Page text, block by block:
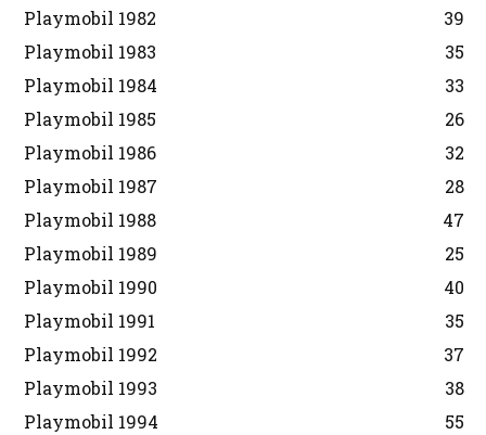
Playmobil 1982
39
Playmobil 1983
35
Playmobil 1984
33
Playmobil 1985
26
Playmobil 1986
32
Playmobil 1987
28
Playmobil 1988
47
Playmobil 1989
25
Playmobil 1990
40
Playmobil 1991
35
Playmobil 1992
37
Playmobil 1993
38
Playmobil 1994
55